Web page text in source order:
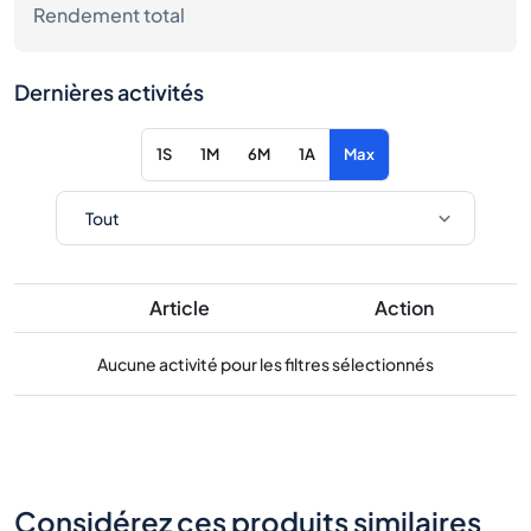
Rendement total
Dernières activités
1S 1M 6M 1A Max
Article Action
Aucune activité pour les filtres sélectionnés
Considérez ces produits similaires